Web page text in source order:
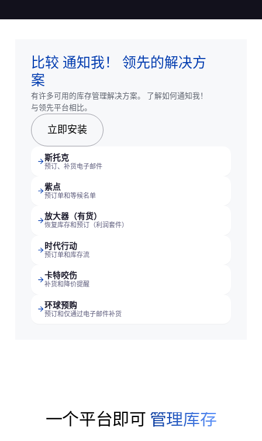
比较 通知我！ 领先的解决方
案
有许多可用的库存管理解决方案。 了解如何通知我！
与领先平台相比。
立即安装
斯托克
预订、补货电子邮件
紫点
预订单和等候名单
放大器（有货）
恢复库存和预订（利润套件）
时代行动
预订单和库存流
卡特咬伤
补货和降价提醒
环球预购
预订和仅通过电子邮件补货
一个平台即可 管理库存